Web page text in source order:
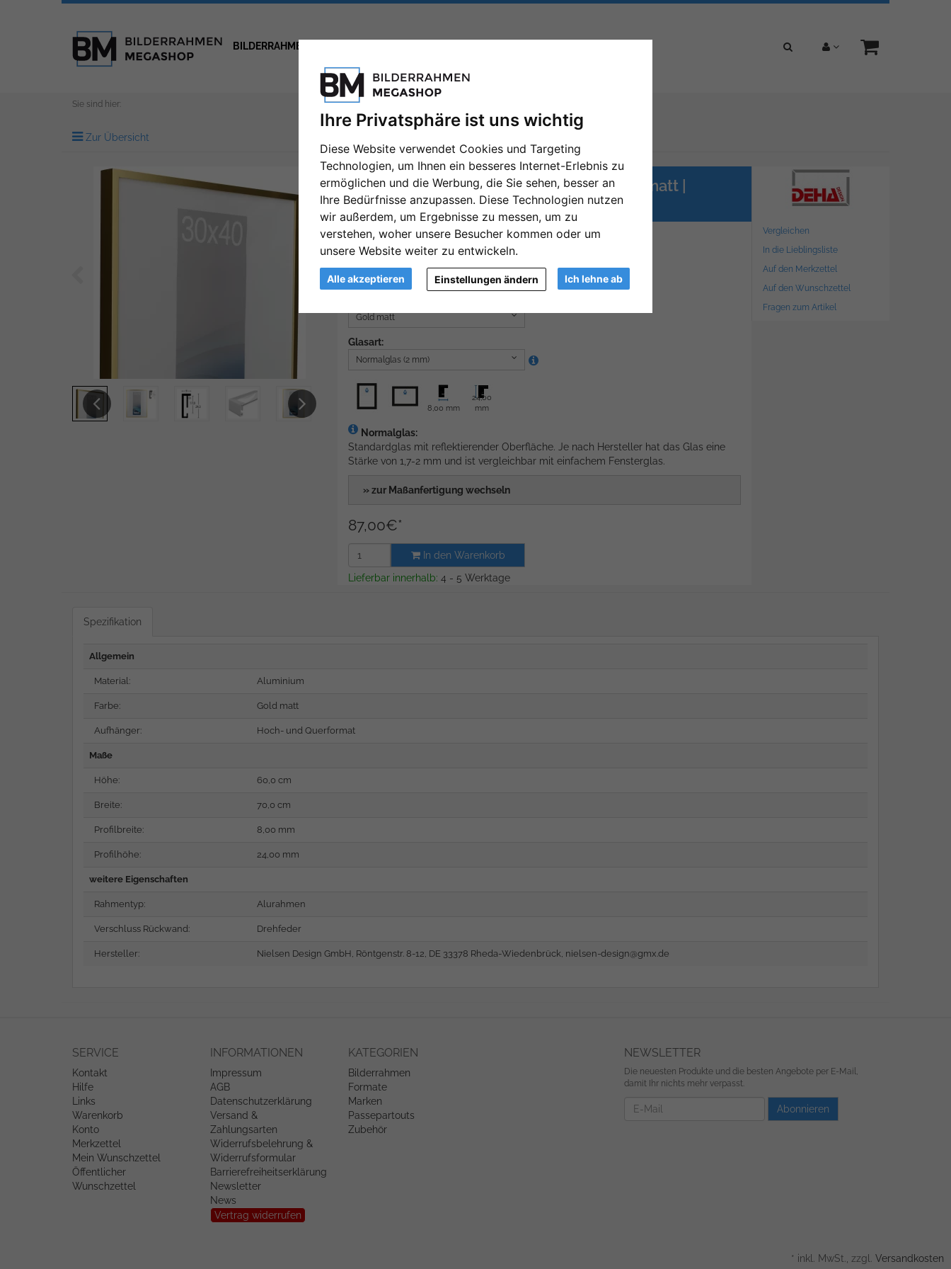
Ihre Privatsphäre ist uns wichtig
Diese Website verwendet Cookies und Targeting
Technologien, um Ihnen ein besseres Internet-Erlebnis zu
ermöglichen und die Werbung, die Sie sehen, besser an
Ihre Bedürfnisse anzupassen. Diese Technologien nutzen
wir außerdem, um Ergebnisse zu messen, um zu
verstehen, woher unsere Besucher kommen oder um
unsere Website weiter zu entwickeln.
Alle akzeptieren Ich lehne ab
Einstellungen ändern
BILDERRAHMEN
Sie sind hier:
Zur Übersicht
Weiter
Previous
Alu-Bilderrahmen Vega 60x70 cm | Gold matt |
Normalglas (2 mm)
Artikelnummer: DEH-2N2-025-GOMA
Format:
60x70 cm
Gold matt
Glasart:
Normalglas (2 mm)
8,00 mm
24,00
mm
Normalglas:
Standardglas mit reflektierender Oberfläche. Je nach Hersteller hat das Glas eine
Stärke von 1,7-2 mm und ist vergleichbar mit einfachem Fensterglas.
» zur Maßanfertigung wechseln
87,00€*
In den Warenkorb
Lieferbar innerhalb: 4 - 5 Werktage
Vergleichen
In die Lieblingsliste
Auf den Merkzettel
Auf den Wunschzettel
Fragen zum Artikel
Spezifikation
Allgemein
Material: Aluminium
Farbe: Gold matt
Aufhänger: Hoch- und Querformat
Maße
Höhe: 60,0 cm
Breite: 70,0 cm
Profilbreite: 8,00 mm
Profilhöhe: 24,00 mm
weitere Eigenschaften
Rahmentyp: Alurahmen
Verschluss Rückwand: Drehfeder
Hersteller: Nielsen Design GmbH, Röntgenstr. 8-12, DE 33378 Rheda-Wiedenbrück, nielsen-design@gmx.de
SERVICE
Kontakt
Hilfe
Links
Warenkorb
Konto
Merkzettel
Mein Wunschzettel
Öffentlicher
Wunschzettel
INFORMATIONEN
Impressum
AGB
Datenschutzerklärung
Versand &
Zahlungsarten
Widerrufsbelehrung &
Widerrufsformular
Barrierefreiheitserklärung
Newsletter
News
Vertrag widerrufen
KATEGORIEN
Bilderrahmen
Formate
Marken
Passepartouts
Zubehör
NEWSLETTER
Die neuesten Produkte und die besten Angebote per E-Mail,
damit Ihr nichts mehr verpasst.
Newsletter Abonnieren
* inkl. MwSt., zzgl. Versandkosten